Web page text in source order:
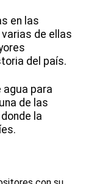
en las
de ellas
del país.
agua para
de las
la